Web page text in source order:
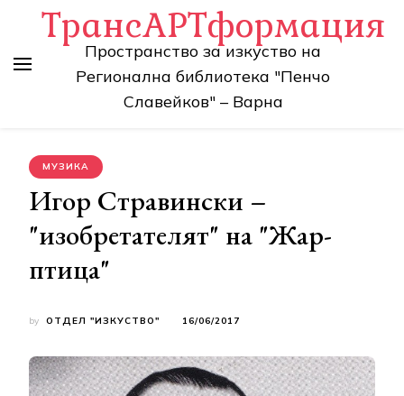
ТрансАРТформация
Пространство за изкуство на
Регионална библиотека "Пенчо
Славейков" – Варна
МУЗИКА
Игор Стравински –
"изобретателят" на "Жар-
птица"
by ОТДЕЛ "ИЗКУСТВО" 16/06/2017